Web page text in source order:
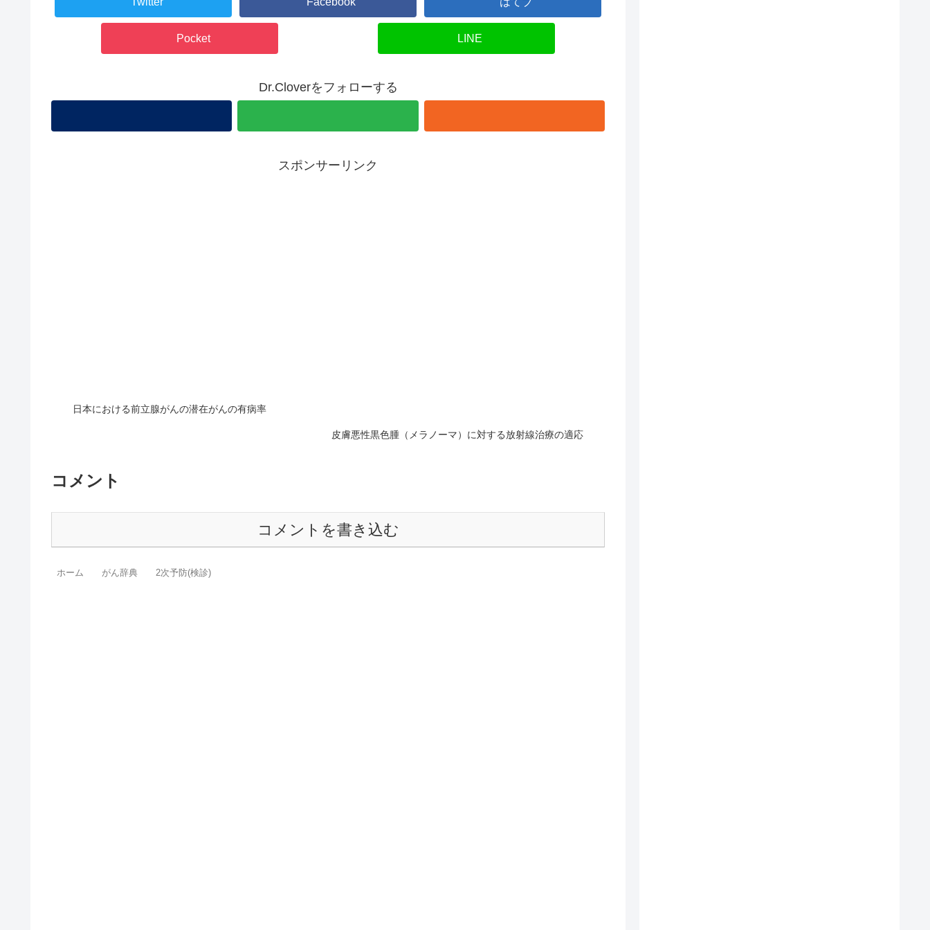
Pocket LINE
Dr.Cloverをフォローする
スポンサーリンク
日本における前立腺がんの潜在がんの有病率
皮膚悪性黒色腫（メラノーマ）に対する放射線治療の適応
コメント
コメントを書き込む
ホーム がん辞典 2次予防(検診)